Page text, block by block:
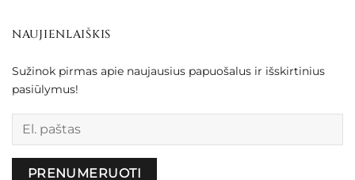
NAUJIENLAIŠKIS
Sužinok pirmas apie naujausius papuošalus ir išskirtinius
pasiūlymus!
Palikite šį lauką tuščią.